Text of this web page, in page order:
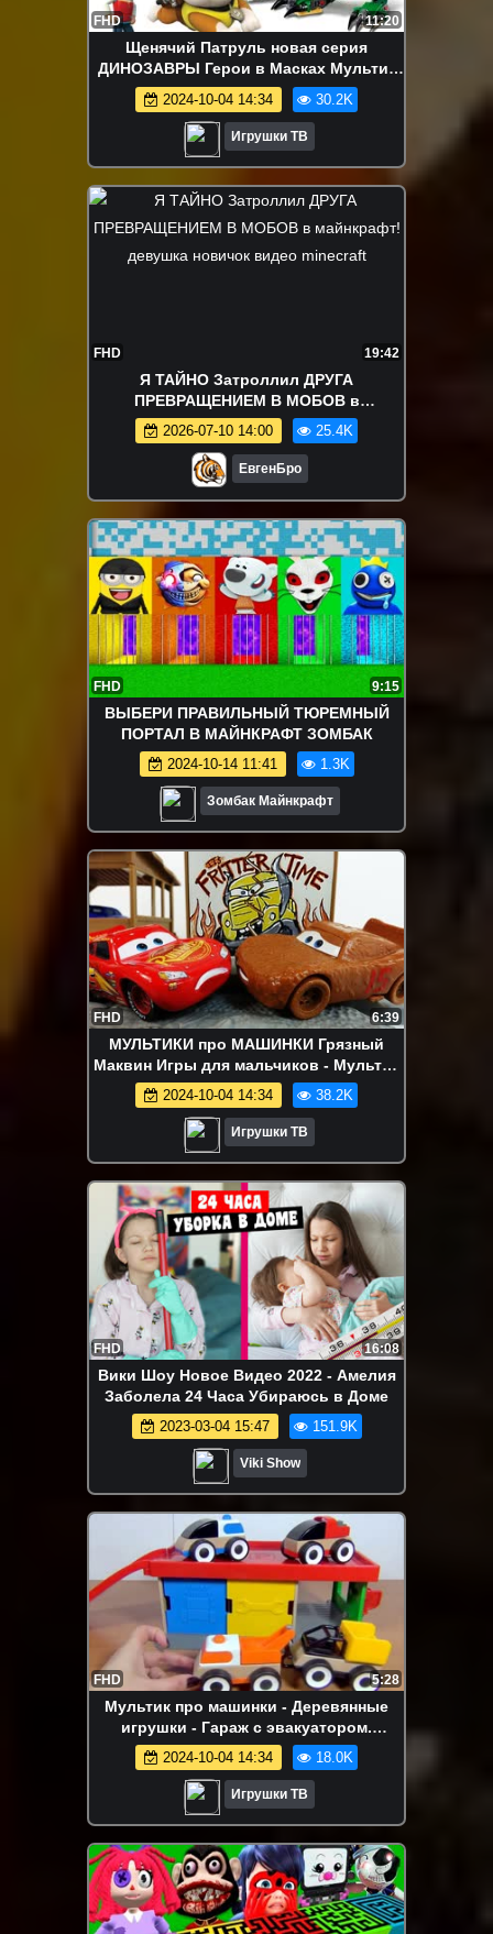
FHD 11:20
Щенячий Патруль новая серия
ДИНОЗАВРЫ Герои в Масках Мультик
Видео для детей про #игрушки
2024-10-04 14:34 30.2K
Игрушки ТВ
FHD 19:42
Я ТАЙНО Затроллил ДРУГА
ПРЕВРАЩЕНИЕМ В МОБОВ в
майнкрафт! девушка новичок видео
minecraft
2026-07-10 14:00 25.4K
ЕвгенБро
FHD 9:15
ВЫБЕРИ ПРАВИЛЬНЫЙ ТЮРЕМНЫЙ
ПОРТАЛ В МАЙНКРАФТ ЗОМБАК
2024-10-14 11:41 1.3K
Зомбак Майнкрафт
FHD 6:39
МУЛЬТИКИ про МАШИНКИ Грязный
Маквин Игры для мальчиков - Мультик
Тачки 3 новые серии Машинки игрушки
2024-10-04 14:34 38.2K
Игрушки ТВ
FHD 16:08
Вики Шоу Новое Видео 2022 - Амелия
Заболела 24 Часа Убираюсь в Доме
2023-03-04 15:47 151.9K
Viki Show
FHD 5:28
Мультик про машинки - Деревянные
игрушки - Гараж с эвакуатором.
Грузовые машинки. ИГРУШКИ ТВ
2024-10-04 14:34 18.0K
Игрушки ТВ